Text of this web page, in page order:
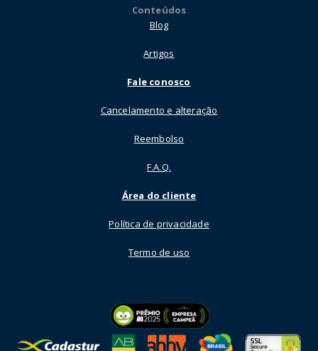
Conteúdos
Blog
Artigos
Fale conosco
Cancelamento e alteração
Reembolso
F.A.Q.
Área do cliente
Política de privacidade
Termo de uso